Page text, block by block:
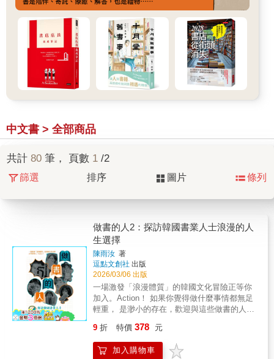
中文書 > 全部商品
共計 80 筆， 頁數 1 /2
篩選 排序 圖片 條列
做書的人2：探訪韓國書業人士浪漫的人
生選擇
陳雨汝 著
逗點文創社 出版
2026/03/06 出版
一場激發「浪漫體質」的韓國文化冒險正等你
加入。Action！ 如果你覺得做什麼事情都無足
輕重， 是渺小的存在，歡迎與這些做書的人握
多人讀完Season 1，才意識到書中討論的都是
自己正面對的人生挑戰：職場選擇、工作倫
理、專業磨練、生活平衡&hellip;&hellip;韓國獨
9 折 特價 378 元
加入購物車